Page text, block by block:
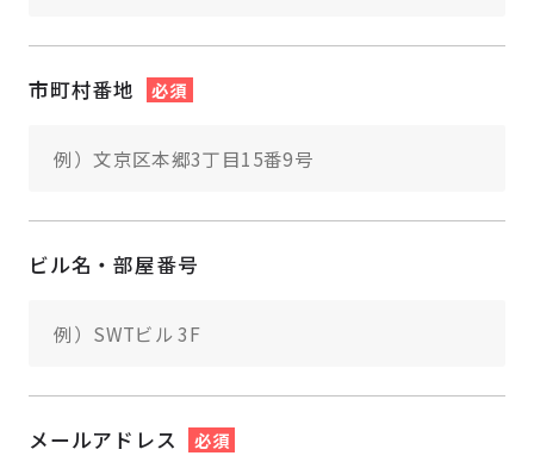
市町村番地 必須
ビル名・部屋番号
メールアドレス 必須